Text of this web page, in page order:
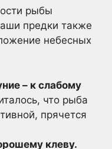
рыбы
предки также
небесных
– к слабому
что рыба
прячется
клеву.